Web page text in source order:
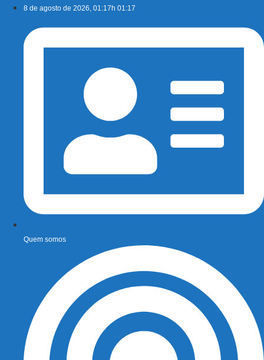
conteúdo
8 de agosto de 2026, 01:17h 01:17
Quem somos